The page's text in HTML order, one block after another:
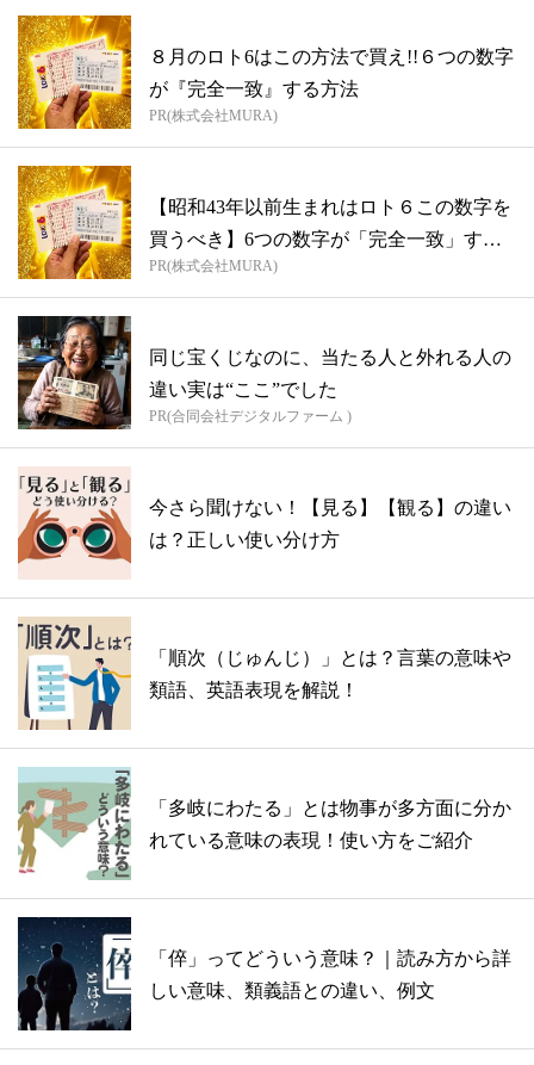
８月のロト6はこの方法で買え!!６つの数字
が『完全一致』する方法
PR(株式会社MURA)
【昭和43年以前生まれはロト６この数字を
買うべき】6つの数字が「完全一致」する
方...
PR(株式会社MURA)
同じ宝くじなのに、当たる人と外れる人の
違い実は“ここ”でした
PR(合同会社デジタルファーム )
今さら聞けない！【見る】【観る】の違い
は？正しい使い分け方
「順次（じゅんじ）」とは？言葉の意味や
類語、英語表現を解説！
「多岐にわたる」とは物事が多方面に分か
れている意味の表現！使い方をご紹介
「倅」ってどういう意味？｜読み方から詳
しい意味、類義語との違い、例文